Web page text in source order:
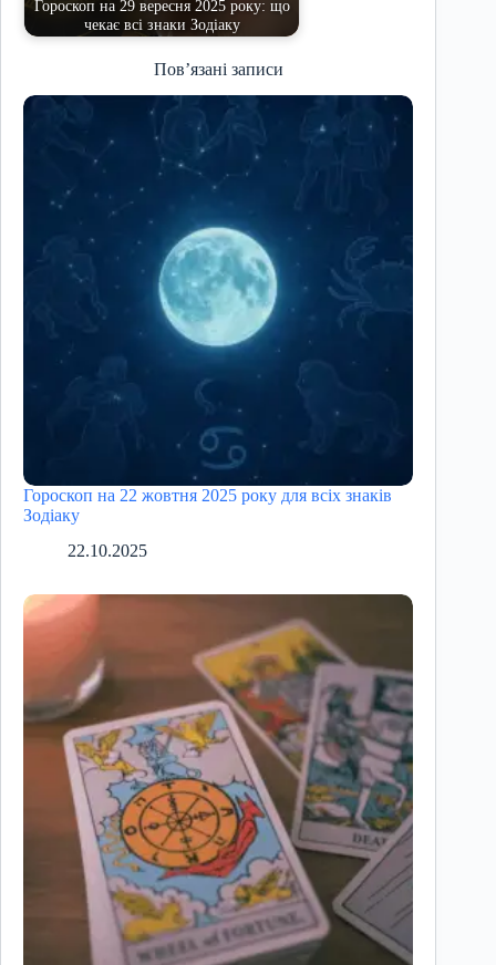
Гороскоп на 29 вересня 2025 року: що
чекає всі знаки Зодіаку
Пов’язані записи
Гороскоп на 22 жовтня 2025 року для всіх знаків
Зодіаку
22.10.2025